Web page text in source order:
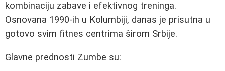
kombinaciju zabave i efektivnog treninga.
Osnovana 1990-ih u Kolumbiji, danas je prisutna u
gotovo svim fitnes centrima širom Srbije.
Glavne prednosti Zumbe su: